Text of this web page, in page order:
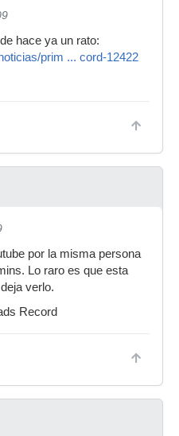
hace ya un rato:
prim ... cord-12422
por la misma persona
Lo raro es que esta
verlo.
Record